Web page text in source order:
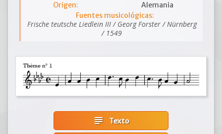
Origen:
Alemania
Fuentes musicológicas:
Frische teutsche Liedlein III / Georg Forster / Nürnberg
/ 1549
subject Texto